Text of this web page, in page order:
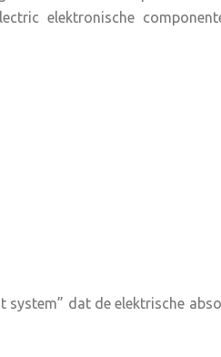
elektronische
system” dat de elektrische